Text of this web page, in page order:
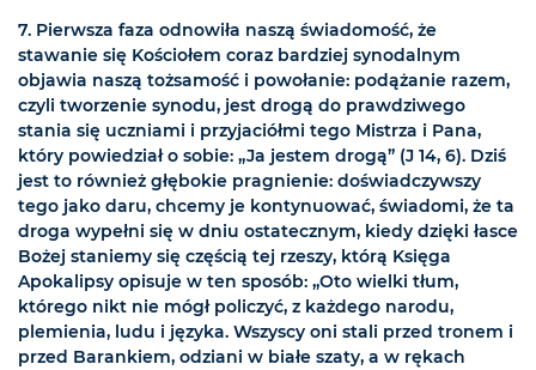
7. Pierwsza faza odnowiła naszą świadomość, że
stawanie się Kościołem coraz bardziej synodalnym
objawia naszą tożsamość i powołanie: podążanie razem,
czyli tworzenie synodu, jest drogą do prawdziwego
stania się uczniami i przyjaciółmi tego Mistrza i Pana,
który powiedział o sobie: „Ja jestem drogą” (J 14, 6). Dziś
jest to również głębokie pragnienie: doświadczywszy
tego jako daru, chcemy je kontynuować, świadomi, że ta
droga wypełni się w dniu ostatecznym, kiedy dzięki łasce
Bożej staniemy się częścią tej rzeszy, którą Księga
Apokalipsy opisuje w ten sposób: „Oto wielki tłum,
którego nikt nie mógł policzyć, z każdego narodu,
plemienia, ludu i języka. Wszyscy oni stali przed tronem i
przed Barankiem, odziani w białe szaty, a w rękach